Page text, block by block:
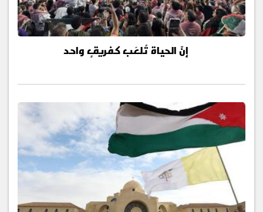
إنّ الحياة تُلعَب كفريقٍ واحد